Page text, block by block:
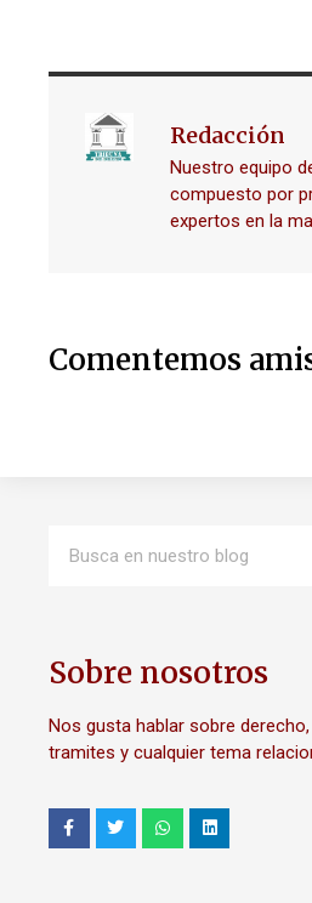
Redacción
Nuestro equipo
compuesto por
expertos en la
Comentemos
Sobre nosotros
Nos gusta hablar sobre
tramites y cualquier tema